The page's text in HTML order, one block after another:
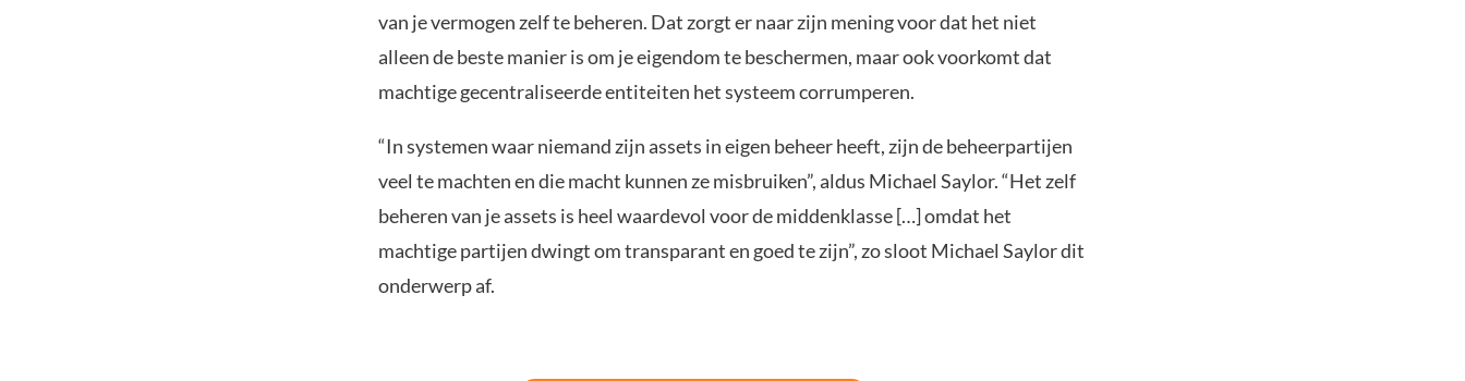
van je vermogen zelf te beheren. Dat zorgt er naar zijn mening voor dat het niet
alleen de beste manier is om je eigendom te beschermen, maar ook voorkomt dat
machtige gecentraliseerde entiteiten het systeem corrumperen.
“In systemen waar niemand zijn assets in eigen beheer heeft, zijn de beheerpartijen
veel te machten en die macht kunnen ze misbruiken”, aldus Michael Saylor. “Het zelf
beheren van je assets is heel waardevol voor de middenklasse […] omdat het
machtige partijen dwingt om transparant en goed te zijn”, zo sloot Michael Saylor dit
onderwerp af.